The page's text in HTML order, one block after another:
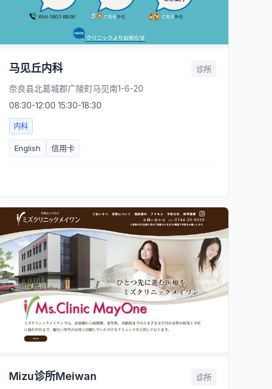
马见丘内科 诊所
奈良县北葛城郡广陵町马见南1-6-20
08:30-12:00 15:30-18:30
内科
English 信用卡
Mizu诊所Meiwan 诊所